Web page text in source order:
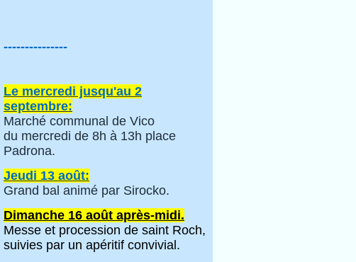
---------------
Le mercredi jusqu'au 2
septembre:
Marché communal de Vico
du mercredi de 8h à 13h place
Padrona.
Jeudi 13 août:
Grand bal animé par Sirocko.
Dimanche 16 août après-midi.
Messe et procession de saint Roch,
suivies par un apéritif convivial.